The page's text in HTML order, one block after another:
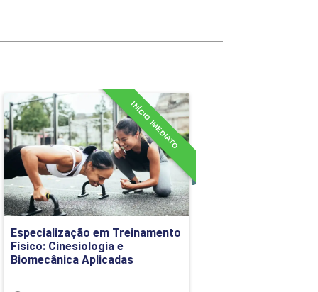
10h
10h
10h
60h
Especialização em Treinamento
Físico: Cinesiologia e
Biomecânica Aplicadas
INÍCIO IMEDIATO
Especialização em
Treinamento Físico:
Cinesiologia e Biomecânica
Aplicadas
Detalhes do curso
Ir para Inscrição